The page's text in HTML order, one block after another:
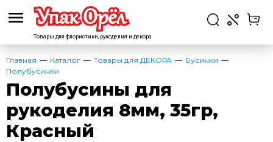
Товары для флористики, рукоделия и декора
Главная Каталог Товары для ДЕКОРА
Бусинки
Полубусинки
Полубусины для
рукоделия 8мм, 35гр,
Красный